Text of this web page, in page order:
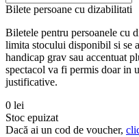
Bilete persoane cu dizabilitati
Biletele pentru persoanele cu
limita stocului disponibil si se
handicap grav sau accentuat
spectacol va fi permis doar in
justificative.
0 lei
Stoc epuizat
Dacă ai un cod de voucher,